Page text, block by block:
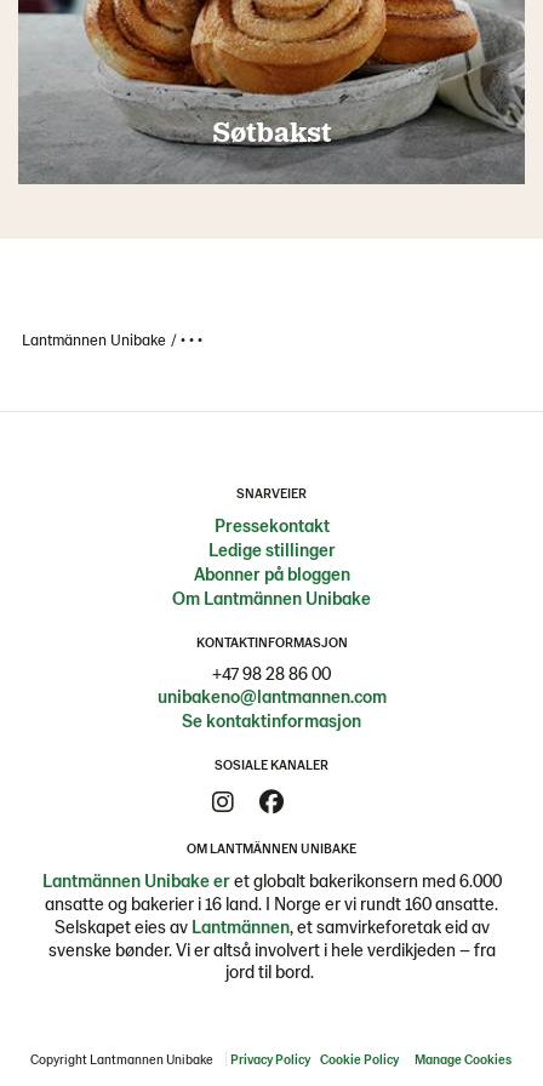
Søtbakst
Lantmännen Unibake • • •
SNARVEIER
Pressekontakt
Ledige stillinger
Abonner på bloggen
Om Lantmännen Unibake
KONTAKTINFORMASJON
+47 98 28 86 00
unibakeno@lantmannen.com
Se kontaktinformasjon
SOSIALE KANALER
OM LANTMÄNNEN UNIBAKE
Lantmännen Unibake eret globalt bakerikonsern med 6.000
ansatte og bakerier i 16 land. I Norge er vi rundt 160 ansatte.
Selskapet eies av Lantmännen, et samvirkeforetak eid av
svenske bønder. Vi er altså involvert i hele verdikjeden – fra
jord til bord.
Copyright Lantmannen Unibake Privacy Policy Cookie Policy Manage Cookies